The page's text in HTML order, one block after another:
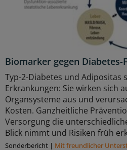
Biomarker gegen Diabetes-
Typ-2-Diabetes und Adipositas
Erkrankungen: Sie wirken sich
Organsysteme aus und
Kosten. Ganzheitliche
Versorgung die
Blick nimmt und Risiken früh
Sonderbericht | Mit freundlicher